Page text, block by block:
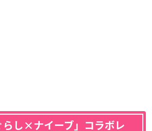
らし×ナイーブ」コラボレ